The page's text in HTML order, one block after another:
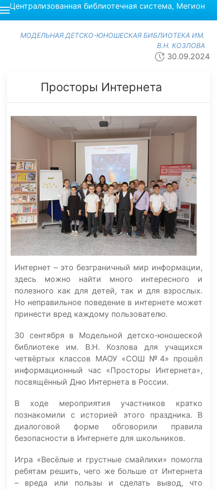
Централизованная библиотечная система, Мегион
МОДЕЛЬНАЯ ДЕТСКО-ЮНОШЕСКАЯ БИБЛИОТЕКА ИМ.
В.Н. КОЗЛОВА
30.09.2024
Просторы Интернета
Интернет – это безграничный мир информации,
здесь можно найти много интересного и
полезного как для детей, так и для взрослых.
Но неправильное поведение в интернете может
принести вред каждому пользователю.
30 сентября в Модельной детско-юношеской
библиотеке им. В.Н. Козлова для учащихся
четвёртых классов МАОУ «СОШ №4» прошёл
информационный час «Просторы Интернета»,
посвящённый Дню Интернета в России.
В ходе мероприятия участников кратко
познакомили с историей этого праздника. В
диалоговой форме обговорили правила
безопасности в Интернете для школьников.
Игра «Весёлые и грустные смайлики» помогла
ребятам решить, чего же больше от Интернета
– вреда или пользы и сделать вывод, что